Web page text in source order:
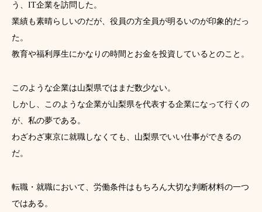
う、IT企業を訪問した。
業績も素晴らしいのだが、役員の方全員が明るいのが印象的だっ
た。
教育や福利厚生にかなりの時間とお金を投資しているとのこと。
このような企業は山梨県ではまだ数少ない。
しかし、このような企業が山梨県を代表する企業になって行くの
が、私の夢である。
わざわざ東京に就職しなくても、山梨県でいい仕事ができるの
だ。
転職・就職において、労働条件はもちろん大切な判断材料の一つ
ではある。